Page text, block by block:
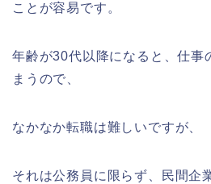
ことが容易です。
年齢が30代以降になると、仕事
まうので、
なかなか転職は難しいですが、
それは公務員に限らず、民間企